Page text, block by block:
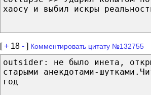
хаосу и выбил искры
[+ 18 - ] Комментировать цитату №132755
outsider: не было инета,
старыми анекдотами-
год